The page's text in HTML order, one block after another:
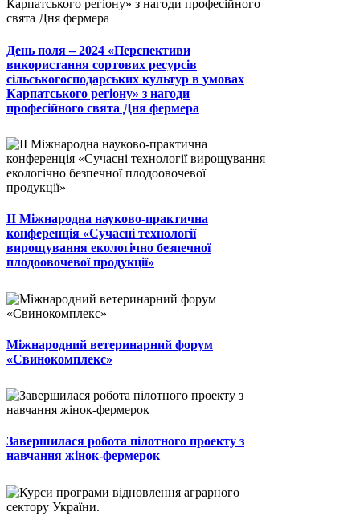
День поля – 2024 «Перспективи
використання сортових ресурсів
сільськогосподарських культур в умовах
Карпатського регіону» з нагоди
професійного свята Дня фермера
II Міжнародна науково-практична
конференція «Сучасні технології
вирощування екологічно безпечної
плодоовочевої продукції»
Міжнародний ветеринарний форум
«Свинокомплекс»
Завершилася робота пілотного проекту з
навчання жінок-фермерок